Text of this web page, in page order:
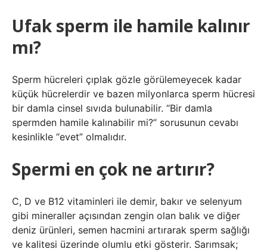
Ufak sperm ile hamile kalınır
mı?
Sperm hücreleri çıplak gözle görülemeyecek kadar
küçük hücrelerdir ve bazen milyonlarca sperm hücresi
bir damla cinsel sıvıda bulunabilir. “Bir damla
spermden hamile kalınabilir mi?” sorusunun cevabı
kesinlikle “evet” olmalıdır.
Spermi en çok ne artırır?
C, D ve B12 vitaminleri ile demir, bakır ve selenyum
gibi mineraller açısından zengin olan balık ve diğer
deniz ürünleri, semen hacmini artırarak sperm sağlığı
ve kalitesi üzerinde olumlu etki gösterir. Sarımsak;